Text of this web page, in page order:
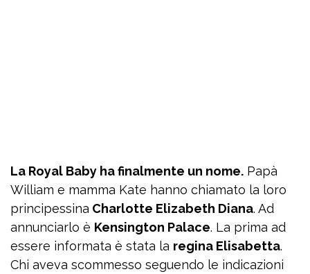
La Royal Baby ha finalmente un nome. Papà
William e mamma Kate hanno chiamato la loro
principessina Charlotte Elizabeth Diana. Ad
annunciarlo è Kensington Palace. La prima ad
essere informata è stata la regina Elisabetta.
Chi aveva scommesso seguendo le indicazioni